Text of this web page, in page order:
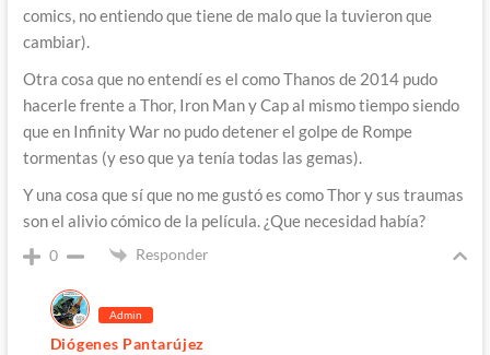
comics, no entiendo que tiene de malo que la tuvieron que
cambiar).
Otra cosa que no entendí es el como Thanos de 2014 pudo
hacerle frente a Thor, Iron Man y Cap al mismo tiempo siendo
que en Infinity War no pudo detener el golpe de Rompe
tormentas (y eso que ya tenía todas las gemas).
Y una cosa que sí que no me gustó es como Thor y sus traumas
son el alivio cómico de la película. ¿Que necesidad había?
0 Responder
Admin
Diógenes Pantarújez